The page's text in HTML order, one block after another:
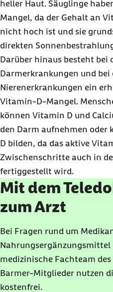
heller Haut. Säuglinge
Mangel, da der Gehalt an
nicht hoch ist und sie
direkten
Darüber hinaus besteht bei
Darmerkrankungen und
Nierenerkrankungen ein
Vitamin-D-Mangel.
können Vitamin D und
den Darm aufnehmen oder
D bilden, da das aktive
Zwischenschritte auch in
fertiggestellt wird.
Mit dem
zum Arzt
Bei Fragen rund um
medizinische Fachteam
Barmer-Mitglieder nutzen
kostenfrei.